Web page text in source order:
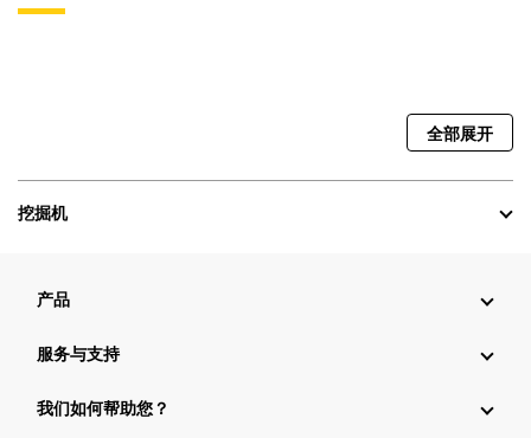
全部展开
挖掘机
产品
服务与支持
我们如何帮助您？